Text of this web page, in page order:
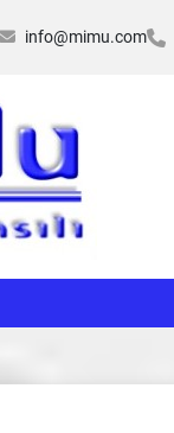
info@mimu.com